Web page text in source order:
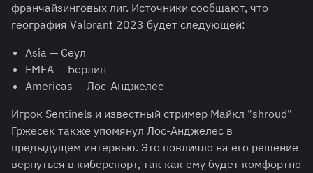
франчайзинговых лиг. Источники сообщают, что
география Valorant 2023 будет следующей:
Asia — Сеул
EMEA — Берлин
Americas — Лос-Анджелес
Игрок Sentinels и известный стример Майкл "shroud"
Гржесек также упомянул Лос-Анджелес в
предыдущем интервью. Это повлияло на его решение
вернуться в киберспорт, так как ему будет комфортно